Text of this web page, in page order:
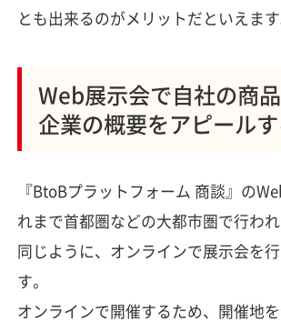
とも出来るのがメリットだといえます
Web展示会で自社の商
企業の概要をアピール
『BtoBプラットフォーム 商談』の
れまで首都圏などの大都市圏で行わ
同じように、オンラインで展示会を
す。
オンラインで開催するため、開催地